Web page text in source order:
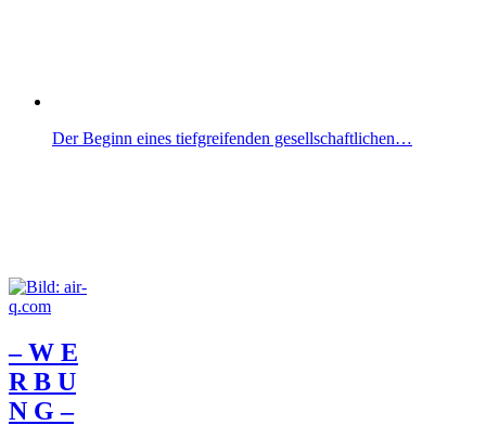
Der Beginn eines tiefgreifenden gesellschaftlichen…
– W Ε
R Β U
Ν G –